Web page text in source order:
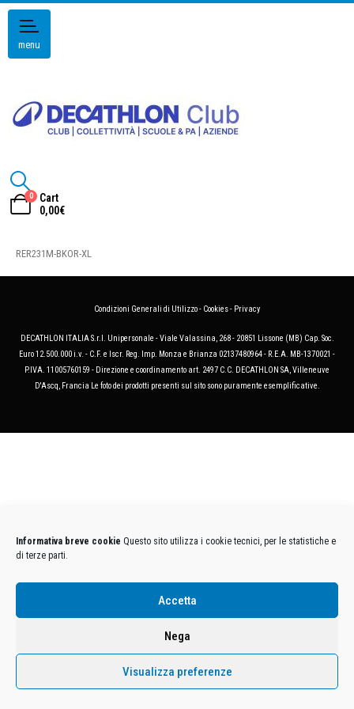
Informativa breve cookie Questo sito utilizza i cookie tecnici, per le statistiche e
di terze parti.
Accetta
Nega
Visualizza preferenze
menu
0
Cart
0,00€
RER231M-BKOR-XL
Condizioni Generali di Utilizzo- Cookies- Privacy
DECATHLON ITALIA S.r.l. Unipersonale - Viale Valassina, 268 - 20851 Lissone (MB) Cap. Soc.
Euro 12.500.000 i.v. - C.F. e Iscr. Reg. Imp. Monza e Brianza 02137480964 - R.E.A. MB-1370021 -
P.IVA. 11005760159 - Direzione e coordinamento art. 2497 C.C. DECATHLON SA, Villeneuve
D'Ascq, Francia Le foto dei prodotti presenti sul sito sono puramente esemplificative.